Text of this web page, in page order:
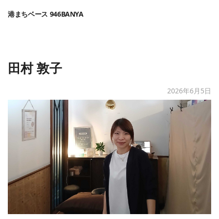
港まちベース 946BANYA
田村 敦子
2026年6月5日